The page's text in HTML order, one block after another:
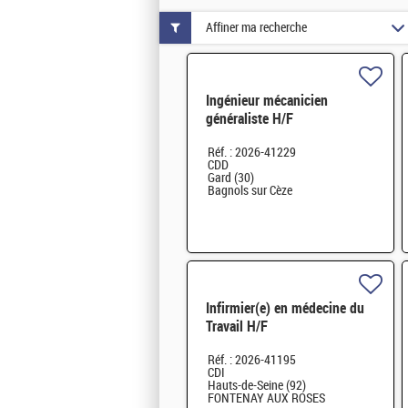
Ingénieur mécanicien
généraliste H/F
Réf. : 2026-41229
CDD
Gard (30)
Bagnols sur Cèze
Infirmier(e) en médecine du
Travail H/F
Réf. : 2026-41195
CDI
Hauts-de-Seine (92)
FONTENAY AUX ROSES
Affiner ma recherche